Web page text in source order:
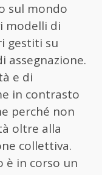
sul mondo
modelli di
gestiti su
assegnazione.
e di
in contrasto
perché non
oltre alla
collettiva.
è in corso un